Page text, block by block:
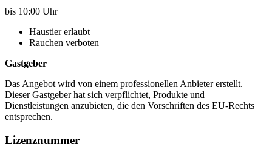
bis 10:00 Uhr
Haustier erlaubt
Rauchen verboten
Gastgeber
Das Angebot wird von einem professionellen Anbieter erstellt.
Dieser Gastgeber hat sich verpflichtet, Produkte und
Dienstleistungen anzubieten, die den Vorschriften des EU-Rechts
entsprechen.
Lizenznummer